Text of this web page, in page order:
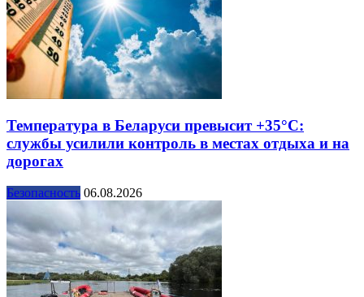
Температура в Беларуси превысит +35°С:
службы усилили контроль в местах отдыха и на
дорогах
Безопасность 06.08.2026